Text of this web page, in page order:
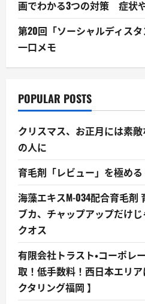
画でわかる3つの対策 症状
第20回「ソーシャルディス
一口メモ
POPULAR POSTS
クリスマス、お正月には素
の人に
育毛剤「レビュー」を極める
海藻エキスM-034配合育毛剤
ブカ、チャップアップだけ
クオス
有限会社トラスト・コーポレ
取！低手数料！西日本エリ
クタリング福岡 】